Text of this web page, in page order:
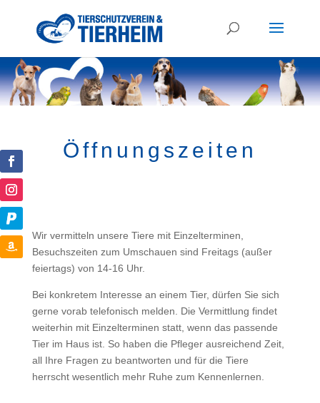
Öffnungszeiten
Wir vermitteln unsere Tiere mit Einzelterminen,
Besuchszeiten zum Umschauen sind Freitags (außer
feiertags) von 14-16 Uhr.
Bei konkretem Interesse an einem Tier, dürfen Sie sich
gerne vorab telefonisch melden. Die Vermittlung findet
weiterhin mit Einzelterminen statt, wenn das passende
Tier im Haus ist. So haben die Pfleger ausreichend Zeit,
all Ihre Fragen zu beantworten und für die Tiere
herrscht wesentlich mehr Ruhe zum Kennenlernen.